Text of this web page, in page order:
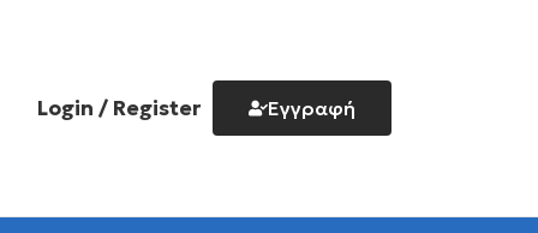
Login / Register Εγγραφή